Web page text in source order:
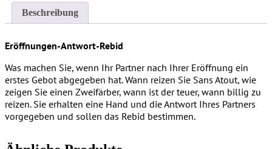
Beschreibung
Eröffnungen-Antwort-Rebid
Was machen Sie, wenn Ihr Partner nach Ihrer Eröffnung ein
erstes Gebot abgegeben hat. Wann reizen Sie Sans Atout, wie
zeigen Sie einen Zweifärber, wann ist der teuer, wann billig zu
reizen. Sie erhalten eine Hand und die Antwort Ihres Partners
vorgegeben und sollen das Rebid bestimmen.